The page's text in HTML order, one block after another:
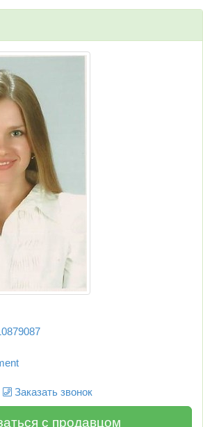
Заказать звонок
с продавцом